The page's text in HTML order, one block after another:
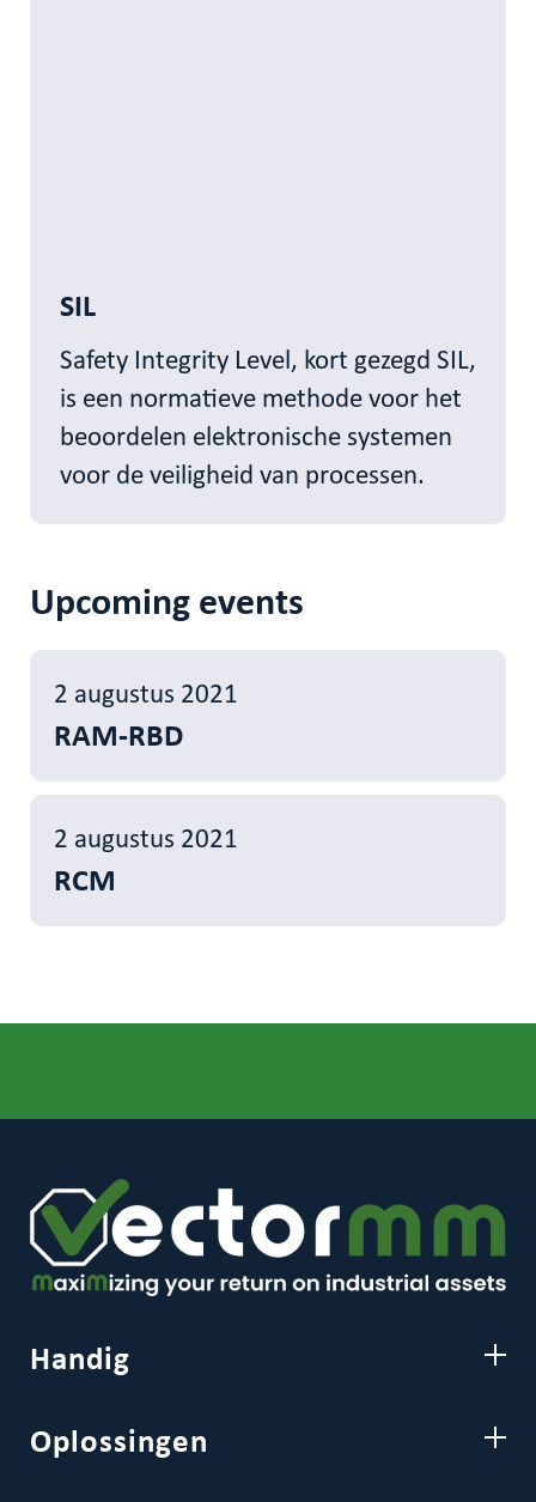
SIL
Safety Integrity Level, kort gezegd SIL,
is een normatieve methode voor het
beoordelen elektronische systemen
voor de veiligheid van processen.
Upcoming events
2 augustus 2021
RAM-RBD
2 augustus 2021
RCM
Handig
Oplossingen